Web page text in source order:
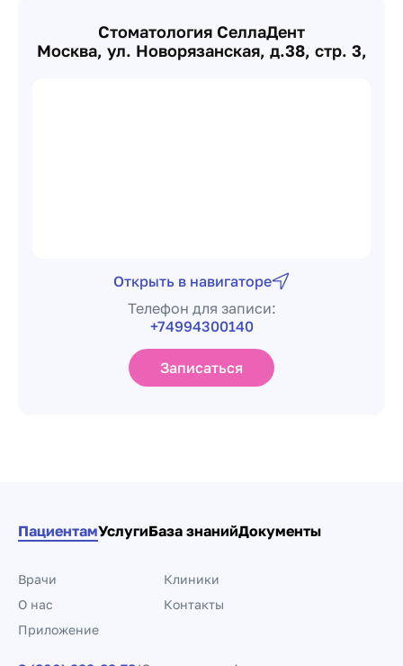
Стоматология СеллаДент
Москва, ул. Новорязанская, д.38, стр. 3,
Открыть в навигаторе
Телефон для записи:
+74994300140
Записаться
ПациентамУслугиБаза знанийДокументы
Врачи
Клиники
О нас
Контакты
Приложение